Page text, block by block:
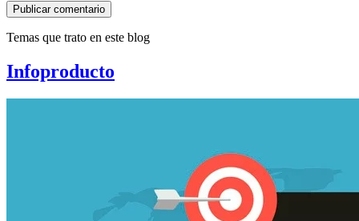
Publicar comentario
Temas que trato en este blog
Infoproducto